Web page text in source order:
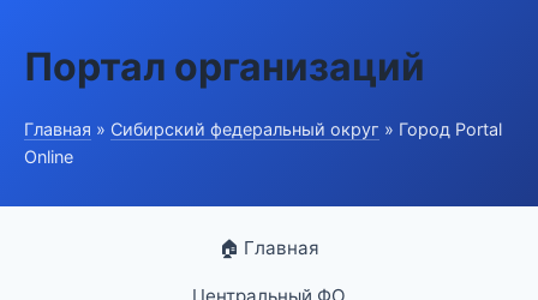
Портал организаций
Главная » Сибирский федеральный округ » Город Portal
Online
🏠 Главная